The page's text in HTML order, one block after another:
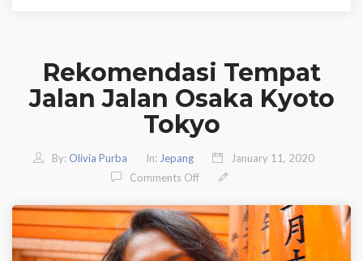
Rekomendasi Tempat
Jalan Jalan Osaka Kyoto
Tokyo
By: Olivia Purba In: Jepang
January 11, 2020
Comments OffOn Rekomendasi Tempat Jalan